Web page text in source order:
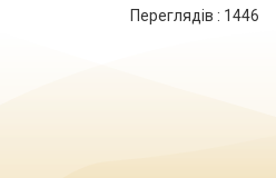
Переглядів : 1446